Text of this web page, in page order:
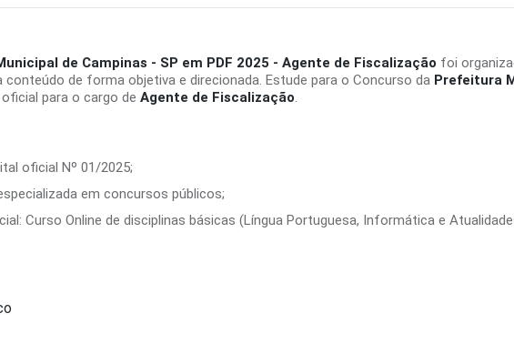
de Campinas - SP em PDF 2025 - Agente de Fiscalização foi
conteúdo de forma objetiva e direcionada. Estude para o Concurso da Prefeitura
para o cargo de Agente de Fiscalização.
oficial Nº 01/2025;
em concursos públicos;
Curso Online de disciplinas básicas (Língua Portuguesa, Informática e